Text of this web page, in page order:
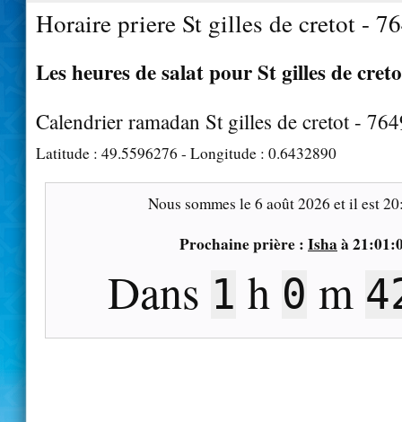
Horaire priere St gilles de cretot -
Les heures de salat pour St gilles de
Calendrier ramadan St gilles de cretot -
Latitude : 49.5596276 - Longitude : 0.6432890
Nous sommes le6 août 2026 et il est
Prochaine prière : Isha à
Dans 1 h 0 m